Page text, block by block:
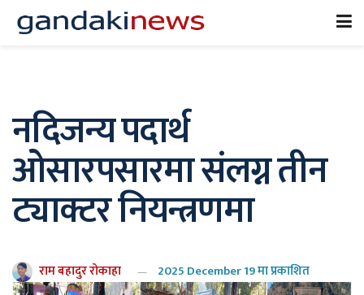
नदिजन्य पदार्थ
ओसारपसारमा संलग्न तीन
ट्याक्टर नियन्त्रणमा
राम बहादुर रोकाहा 2025 December 19 मा प्रकाशित